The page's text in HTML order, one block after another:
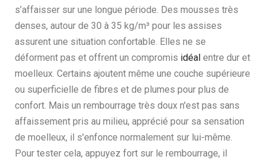
s’affaisser sur une longue période. Des mousses très
denses, autour de 30 à 35 kg/m³ pour les assises
assurent une situation confortable. Elles ne se
déforment pas et offrent un compromis idéal entre dur et
moelleux. Certains ajoutent même une couche supérieure
ou superficielle de fibres et de plumes pour plus de
confort. Mais un rembourrage très doux n'est pas sans
affaissement pris au milieu, apprécié pour sa sensation
de moelleux, il s'enfonce normalement sur lui-même.
Pour tester cela, appuyez fort sur le rembourrage, il